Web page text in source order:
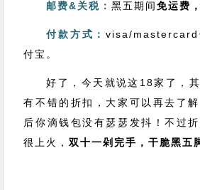
邮费&关税：黑五期间免运费
付款方式：visa/mastercard
付宝。
好了，今天就说这18家了，
有不错的折扣，大家可以再去了
后你滴钱包没有瑟瑟发抖！不过
很上火，双十一剁完手，干脆黑五